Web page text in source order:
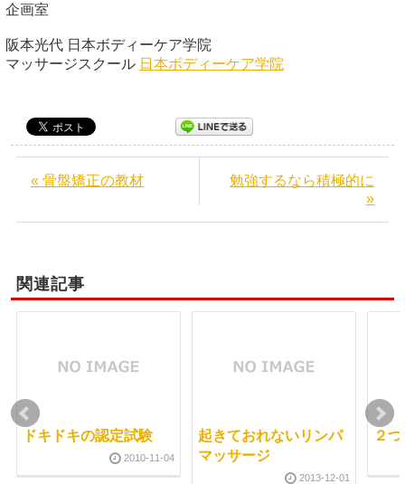
企画室
阪本光代 日本ボディーケア学院
マッサージスクール 日本ボディーケア学院
« 骨盤矯正の教材
勉強するなら積極的に
»
関連記事
ドキドキの認定試験
2010-11-04
起きておれないリンパ
マッサージ
2013-12-01
２